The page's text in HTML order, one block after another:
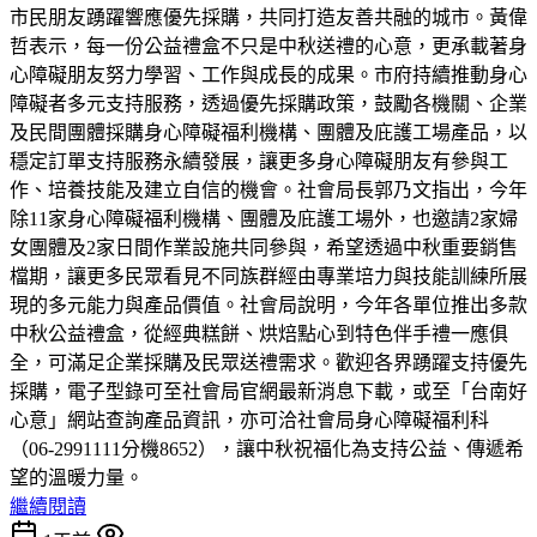
市民朋友踴躍響應優先採購，共同打造友善共融的城市。黃偉
哲表示，每一份公益禮盒不只是中秋送禮的心意，更承載著身
心障礙朋友努力學習、工作與成長的成果。市府持續推動身心
障礙者多元支持服務，透過優先採購政策，鼓勵各機關、企業
及民間團體採購身心障礙福利機構、團體及庇護工場產品，以
穩定訂單支持服務永續發展，讓更多身心障礙朋友有參與工
作、培養技能及建立自信的機會。社會局長郭乃文指出，今年
除11家身心障礙福利機構、團體及庇護工場外，也邀請2家婦
女團體及2家日間作業設施共同參與，希望透過中秋重要銷售
檔期，讓更多民眾看見不同族群經由專業培力與技能訓練所展
現的多元能力與產品價值。社會局說明，今年各單位推出多款
中秋公益禮盒，從經典糕餅、烘焙點心到特色伴手禮一應俱
全，可滿足企業採購及民眾送禮需求。歡迎各界踴躍支持優先
採購，電子型錄可至社會局官網最新消息下載，或至「台南好
心意」網站查詢產品資訊，亦可洽社會局身心障礙福利科
（06-2991111分機8652），讓中秋祝福化為支持公益、傳遞希
望的溫暖力量。
繼續閱讀